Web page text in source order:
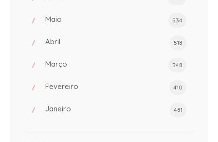
Maio 534
Abril 518
Março 548
Fevereiro 410
Janeiro 481